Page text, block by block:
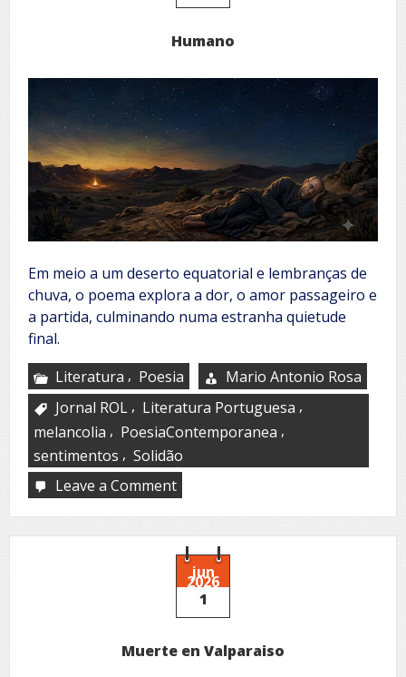
Humano
Em meio a um deserto equatorial e lembranças de
chuva, o poema explora a dor, o amor passageiro e
a partida, culminando numa estranha quietude
final.
Literatura , Poesia
Mario Antonio Rosa
Jornal ROL , Literatura Portuguesa ,
melancolia , PoesiaContemporanea ,
sentimentos , Solidão
Leave a Commenton
jun
2026
1
Muerte en Valparaiso